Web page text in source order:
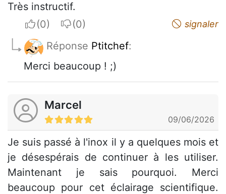
Très instructif.
I apreciateI do not appreciate signaler
Réponse Ptitchef:
Merci beaucoup ! ;)
Marcel
09/06/2026
Je suis passé à l'inox il y a quelques mois et
je désespérais de continuer à les utiliser.
Maintenant je sais pourquoi. Merci
beaucoup pour cet éclairage scientifique.